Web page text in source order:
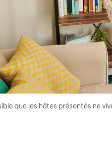
que les hôtes présentés ne